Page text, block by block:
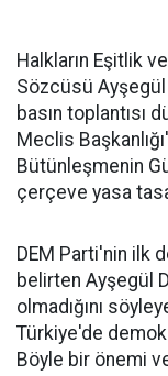
Halkların Eşitlik
Sözcüsü
basın toplantısı
Meclis
Bütünleşmenin
çerçeve yasa
DEM Parti'nin ilk
belirten Ayşegül
olmadığını
Türkiye'de
Böyle bir önemi